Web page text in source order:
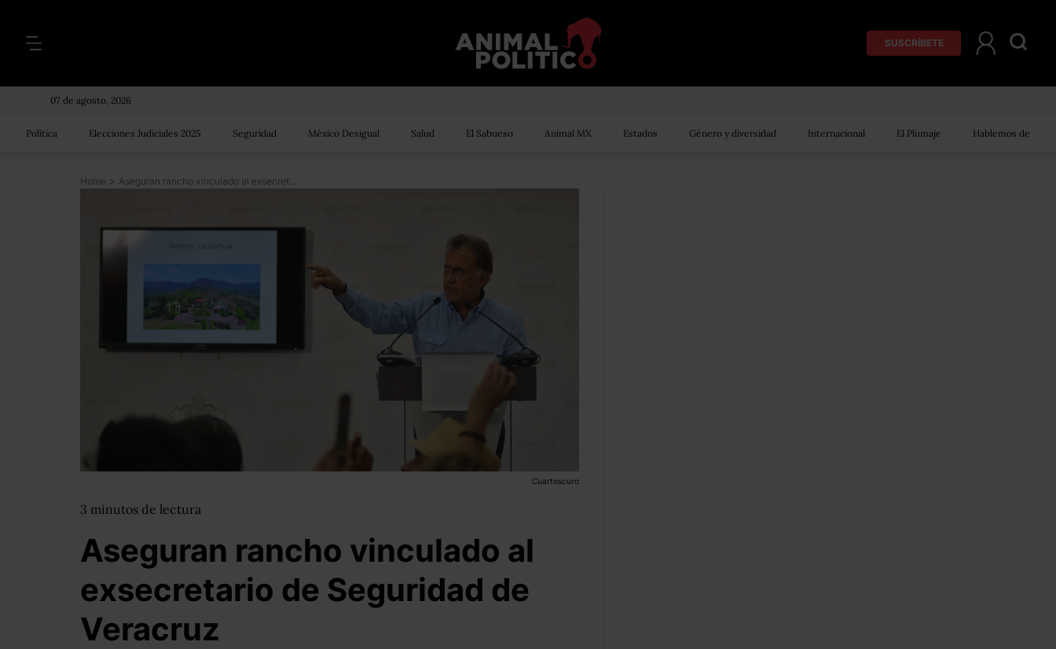
SUSCRÍBETE
07 de agosto, 2026
Política Elecciones Judiciales 2025 Seguridad México Desigual Salud El Sabueso Animal MX Estados Género y diversidad Internacional El Plumaje Hablemos de
Home > Aseguran rancho vinculado al exsecretario de Seguridad de Veracruz
Cuartoscuro
3 minutos de lectura
Aseguran rancho vinculado al
exsecretario de Seguridad de
Veracruz